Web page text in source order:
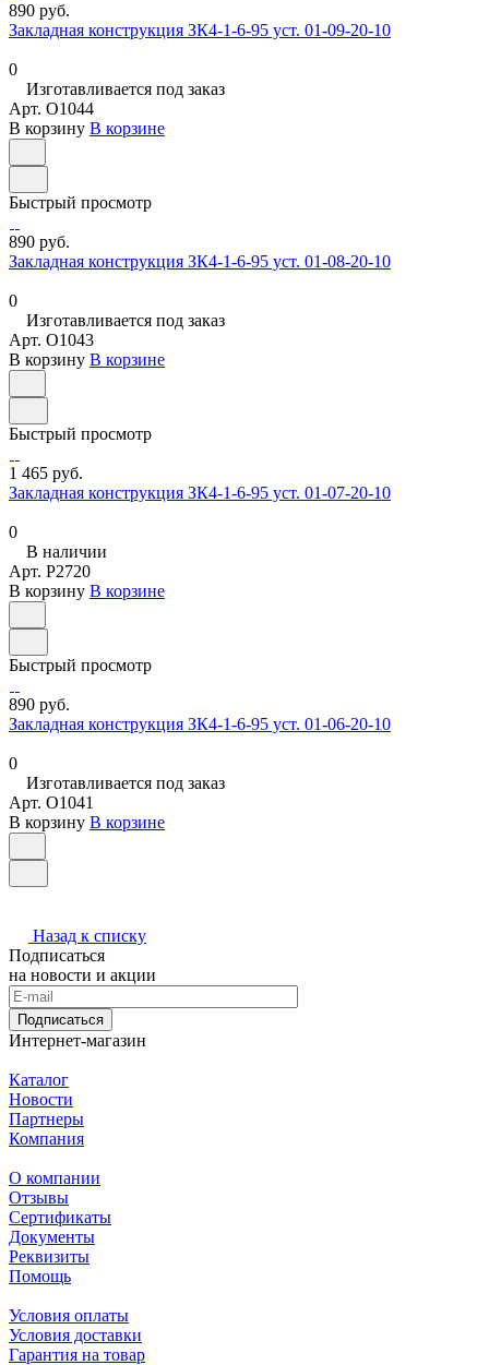
890 руб.
Закладная конструкция ЗК4-1-6-95 уст. 01-09-20-10
0
Изготавливается под заказ
Арт. O1044
В корзину В корзине
Быстрый просмотр
890 руб.
Закладная конструкция ЗК4-1-6-95 уст. 01-08-20-10
0
Изготавливается под заказ
Арт. O1043
В корзину В корзине
Быстрый просмотр
1 465 руб.
Закладная конструкция ЗК4-1-6-95 уст. 01-07-20-10
0
В наличии
Арт. P2720
В корзину В корзине
Быстрый просмотр
890 руб.
Закладная конструкция ЗК4-1-6-95 уст. 01-06-20-10
0
Изготавливается под заказ
Арт. O1041
В корзину В корзине
Назад к списку
Подписаться
на новости и акции
Подписаться
Интернет-магазин
Каталог
Новости
Партнеры
Компания
О компании
Отзывы
Сертификаты
Документы
Реквизиты
Помощь
Условия оплаты
Условия доставки
Гарантия на товар